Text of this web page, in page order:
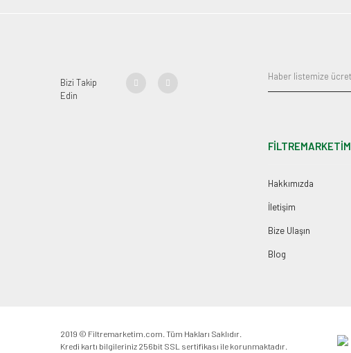
Bizi Takip
Edin
FİLTREMARKETİM
Hakkımızda
İletişim
Bize Ulaşın
Blog
2019 © Filtremarketim.com. Tüm Hakları Saklıdır.
Kredi kartı bilgileriniz 256bit SSL sertifikası ile korunmaktadır.